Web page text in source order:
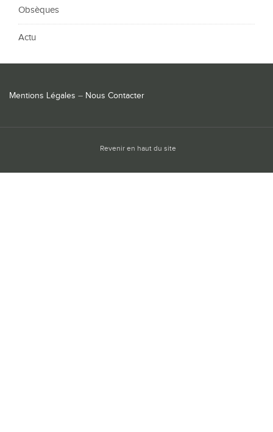
Obsèques
Actu
Mentions Légales – Nous Contacter
Revenir en haut du site